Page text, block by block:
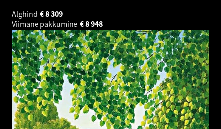
Alghind 8 309
€
Viimane pakkumine
8 948
€